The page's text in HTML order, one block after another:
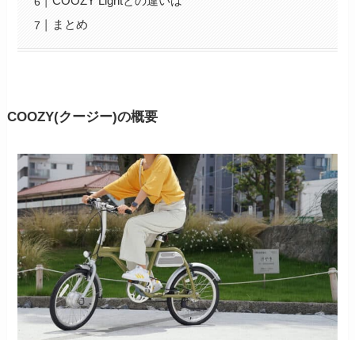
まとめ
COOZY(クージー)の概要